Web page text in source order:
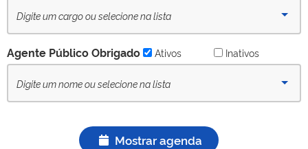
Agente Público Obrigado Ativos Inativos
Mostrar agenda